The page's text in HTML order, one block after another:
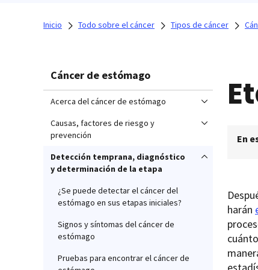
Inicio Todo sobre el cáncer Tipos de cáncer
Cáncer de estómago
Acerca del cáncer de estómago
Causas, factores de riesgo y
prevención
Detección temprana, diagnóstico
y determinación de la etapa
¿Se puede detectar el cáncer del
estómago en sus etapas iniciales?
Signos y síntomas del cáncer de
estómago
Pruebas para encontrar el cáncer de
En
harán